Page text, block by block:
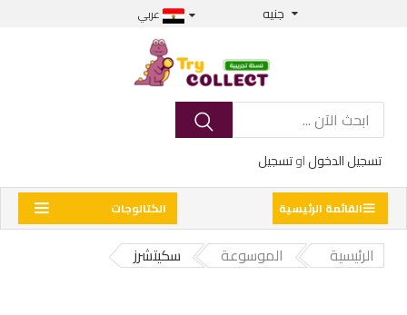
جنيه عربي
تسجيل الدخولاوتسجيل
الكتالوجات القائمة الرئيسية
الرئيسية الموسوعة سكيتشرز